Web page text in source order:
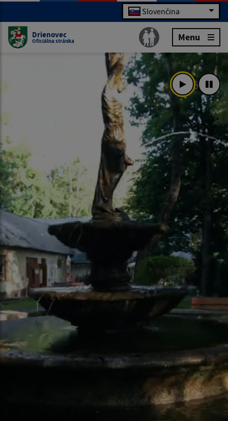
Slovenčina
Drienovec
Oficiálna stránka Menu